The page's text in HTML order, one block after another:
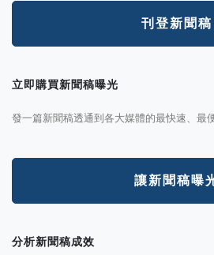
刊登新聞稿
立即購買新聞稿曝光
發一篇新聞稿透通到各大媒體的最快速、最
讓新聞稿曝
分析新聞稿成效